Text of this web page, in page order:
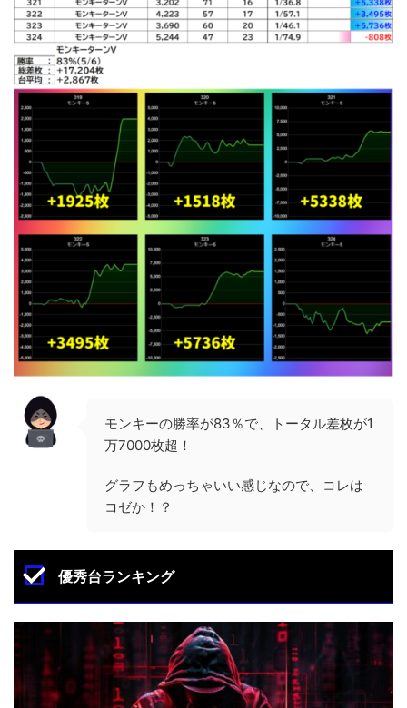
モンキーの勝率が83％で、トータル差枚が1
万7000枚超！
グラフもめっちゃいい感じなので、コレは
コゼか！？
優秀台ランキング